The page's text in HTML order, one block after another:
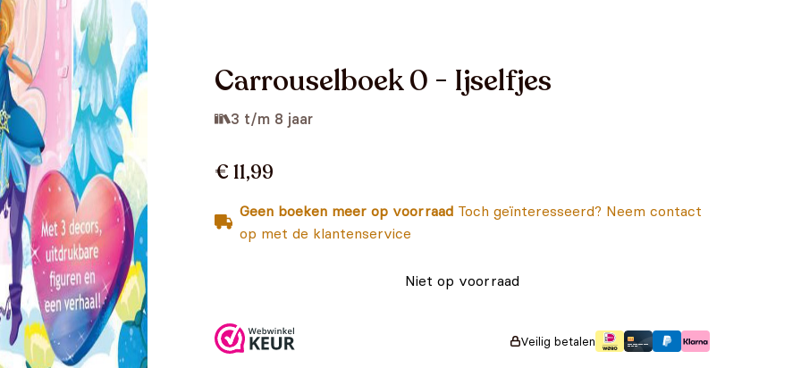
Carrouselboek 0 - Ijselfjes
3 t/m 8 jaar
€ 11,99
Geen boeken meer op voorraad Toch geïnteresseerd? Neem contact
op met de klantenservice
Niet op voorraad
Veilig betalen